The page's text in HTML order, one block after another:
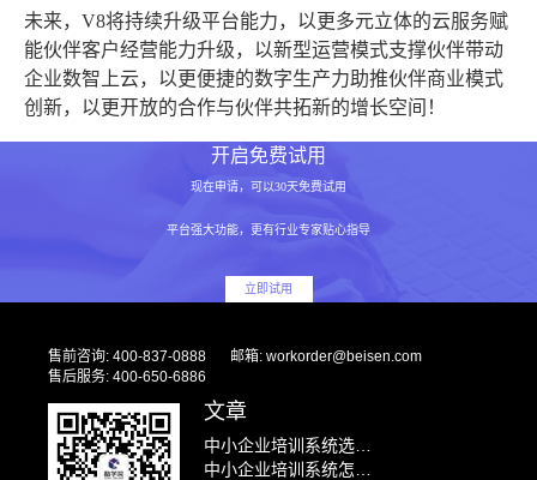
未来，V8将持续升级平台能力，以更多元立体的云服务赋
能伙伴客户经营能力升级，以新型运营模式支撑伙伴带动
企业数智上云，以更便捷的数字生产力助推伙伴商业模式
创新，以更开放的合作与伙伴共拓新的增长空间！
开启免费试用
现在申请，可以30天免费试用
平台强大功能，更有行业专家贴心指导
立即试用
售前咨询: 400-837-0888
售后服务: 400-650-6886
邮箱: workorder@beisen.com
文章